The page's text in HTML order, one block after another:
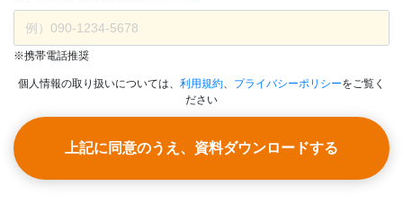
※携帯電話推奨
個人情報の取り扱いについては、 利用規約、 プライバシーポリシーをご覧く
ださい
上記に同意のうえ、資料ダウンロードする